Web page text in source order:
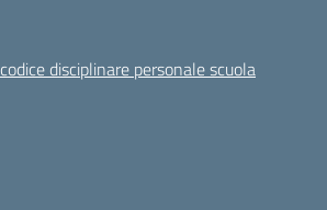
disciplinare personale scuola